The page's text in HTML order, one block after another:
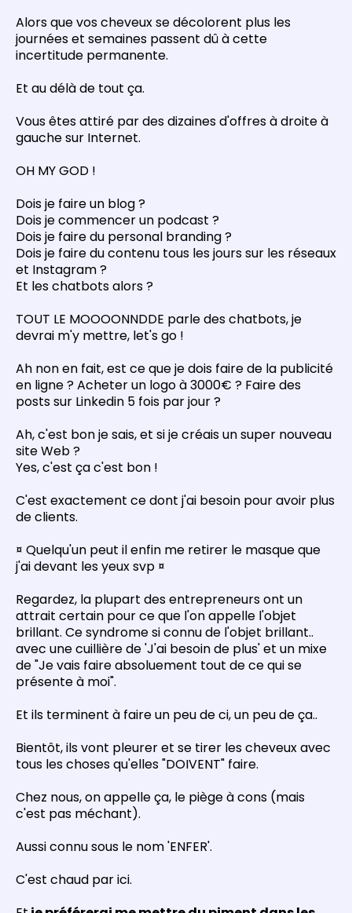
Alors que vos cheveux se décolorent plus les
journées et semaines passent dû à cette
incertitude permanente.
Et au délà de tout ça.
Vous êtes attiré par des dizaines d'offres à droite à
gauche sur Internet.
OH MY GOD !
Dois je faire un blog ?
Dois je commencer un podcast ?
Dois je faire du personal branding ?
Dois je faire du contenu tous les jours sur les réseaux
et Instagram ?
Et les chatbots alors ?
TOUT LE MOOOONNDDE parle des chatbots, je
devrai m'y mettre, let's go !
Ah non en fait, est ce que je dois faire de la publicité
en ligne ? Acheter un logo à 3000€ ? Faire des
posts sur Linkedin 5 fois par jour ?
Ah, c'est bon je sais, et si je créais un super nouveau
site Web ?
Yes, c'est ça c'est bon !
C'est exactement ce dont j'ai besoin pour avoir plus
de clients.
¤ Quelqu'un peut il enfin me retirer le masque que
j'ai devant les yeux svp ¤
Regardez, la plupart des entrepreneurs ont un
attrait certain pour ce que l'on appelle l'objet
brillant. Ce syndrome si connu de l'objet brillant..
avec une cuillière de 'J'ai besoin de plus' et un mixe
de "Je vais faire absoluement tout de ce qui se
présente à moi".
Et ils terminent à faire un peu de ci, un peu de ça..
Bientôt, ils vont pleurer et se tirer les cheveux avec
tous les choses qu'elles "DOIVENT" faire.
Chez nous, on appelle ça, le piège à cons (mais
c'est pas méchant).
Aussi connu sous le nom 'ENFER'.
C'est chaud par ici.